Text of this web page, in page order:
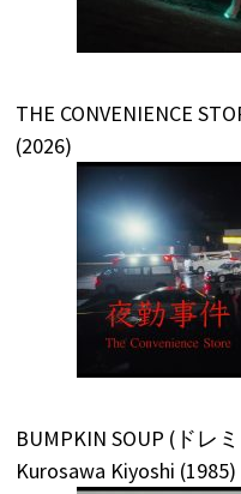
THE CONVENIENCE
(2026)
BUMPKIN SOUP (ドレ
Kurosawa Kiyoshi (1985)